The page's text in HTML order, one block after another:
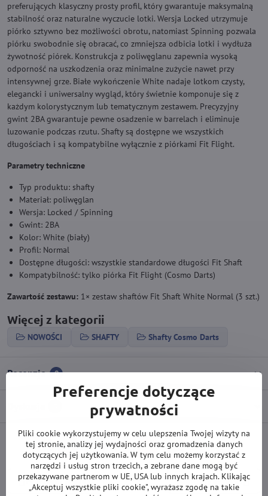
preferujących klasyczny prosty profil, który gwarantuje maksymalną
stabilność oraz naturalne wyczucie lotki. Wersja Locked utrzymuje
piórko sztywno bez możliwości obrotu, natomiast Spinning pozwala
piórku swobodnie się obracać, co zmniejsza odbicia lotki i wydłuża
żywotność piórek. Konstrukcja z poliwęglanu zapewnia wysoką
odporność na uszkodzenia oraz minimalne zużycie nawet przy
intensywnej grze. Białe wykończenie White nadaje lotkom czysty,
elegancki i uniwersalny wygląd, który świetnie komponuje się z
każdym kolorystycznym lub tematycznym zestawem. Precyzyjny
gwint 2BA gwarantuje pewne osadzenie w barrelach i eliminuje
luzowanie podczas rzutu. Shafty są dostępne we wszystkich
długościach i są kompatybilne wyłącznie z piórkami Fit Flight.
Parametry techniczne
Typ produktu: shafty
Materiał: poliwęglan
Wersja: Locked / Spinning
Gwint: 2BA
Kolor: White (biały)
Profil: Normal
Dostępne długości: wszystkie standardowe długości Fit Shaft
Kompatybilność: tylko piórka Fit Flight (Cosmo Darts)
Zawartość zestawu: 1× zestaw shaftów Fit Shaft White Normal (3 szt.)
Więcej z kategorii
NOWOŚCI SHAFTY Shafty Cosmo Darts
Recenzje 0
FacebookTwitter BlueskyPinterestReddit LinkedInWhatsApp
E-
mail
Poprzedni produkt Następny produkt
Preferencje dotyczące
prywatności
Pliki cookie wykorzystujemy w celu ulepszenia Twojej wizyty na
tej stronie, analizy jej wydajności oraz gromadzenia danych
dotyczących jej użytkowania. W tym celu możemy korzystać z
narzędzi i usług stron trzecich, a zebrane dane mogą być
przekazywane partnerom w UE, USA lub innych krajach. Klikając
„Akceptuj wszystkie pliki cookie", wyrażasz zgodę na takie